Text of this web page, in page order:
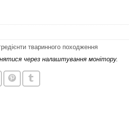
тваринного походження
через налаштування монітору.